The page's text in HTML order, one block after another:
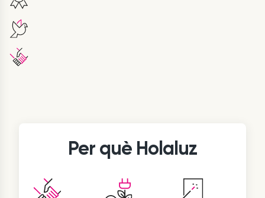
Per què Holaluz